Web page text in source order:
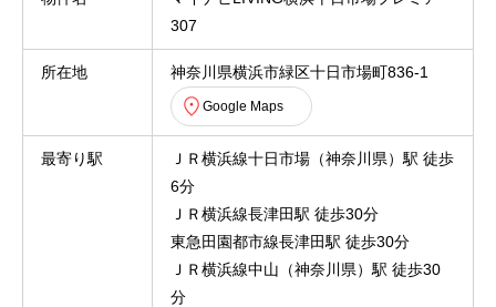
307
所在地 神奈川県横浜市緑区十日市場町836-1
Google Maps
最寄り駅
ＪＲ横浜線十日市場（神奈川県）駅 徒歩
6分
ＪＲ横浜線長津田駅 徒歩30分
東急田園都市線長津田駅 徒歩30分
ＪＲ横浜線中山（神奈川県）駅 徒歩30
分